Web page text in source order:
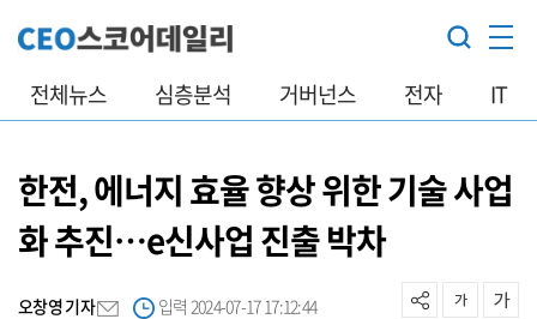
전체뉴스 심층분석 거버넌스 전자 IT
한전, 에너지 효율 향상 위한 기술 사업
화 추진…e신사업 진출 박차
오창영 기자 입력 2024-07-17 17:12:44